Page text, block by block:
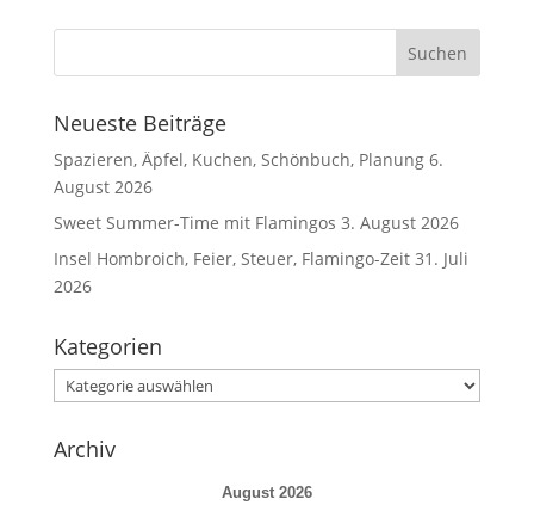
Neueste Beiträge
Spazieren, Äpfel, Kuchen, Schönbuch, Planung 6.
August 2026
Sweet Summer-Time mit Flamingos 3. August 2026
Insel Hombroich, Feier, Steuer, Flamingo-Zeit 31. Juli
2026
Kategorien
Kategorien
Archiv
August 2026